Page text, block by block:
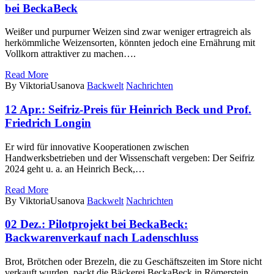
bei BeckaBeck
Weißer und purpurner Weizen sind zwar weniger ertragreich als
herkömmliche Weizensorten, könnten jedoch eine Ernährung mit
Vollkorn attraktiver zu machen….
Read More
By ViktoriaUsanova Backwelt Nachrichten
12 Apr.: Seifriz-Preis für Heinrich Beck und Prof.
Friedrich Longin
Er wird für innovative Kooperationen zwischen
Handwerksbetrieben und der Wissenschaft vergeben: Der Seifriz
2024 geht u. a. an Heinrich Beck,…
Read More
By ViktoriaUsanova Backwelt Nachrichten
02 Dez.: Pilotprojekt bei BeckaBeck:
Backwarenverkauf nach Ladenschluss
Brot, Brötchen oder Brezeln, die zu Geschäftszeiten im Store nicht